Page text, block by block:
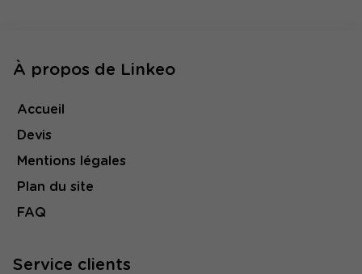
À propos de Linkeo
Accueil
Devis
Mentions légales
Plan du site
FAQ
Service clients